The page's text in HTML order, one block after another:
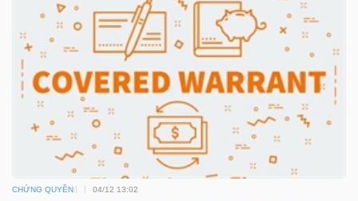
CHỨNG QUYỀN 04/12 13:02
PHÁI
SINH
TRÁI
PHIẾU